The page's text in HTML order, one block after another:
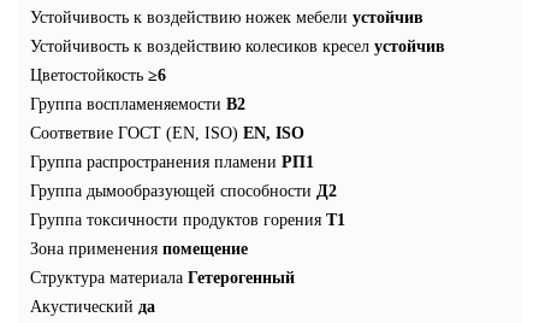
Устойчивость к воздействию ножек мебели устойчив
Устойчивость к воздействию колесиков кресел устойчив
Цветостойкость ≥6
Группа воспламеняемости В2
Соответвие ГОСТ (EN, ISO) EN, ISO
Группа распространения пламени РП1
Группа дымообразующей способности Д2
Группа токсичности продуктов горения Т1
Зона применения помещение
Структура материала Гетерогенный
Акустический да